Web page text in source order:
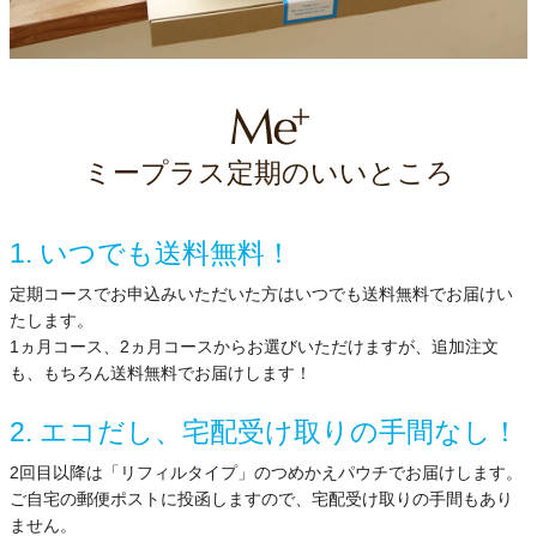
ミープラス定期のいいところ
1. いつでも送料無料！
定期コースでお申込みいただいた方はいつでも送料無料でお届けい
たします。
1ヵ月コース、2ヵ月コースからお選びいただけますが、追加注文
も、もちろん送料無料でお届けします！
2. エコだし、宅配受け取りの手間なし！
2回目以降は「リフィルタイプ」のつめかえパウチでお届けします。
ご自宅の郵便ポストに投函しますので、宅配受け取りの手間もあり
ません。